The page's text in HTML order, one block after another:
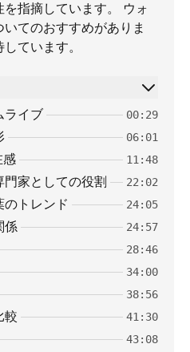
指摘しています。 ウォ
てのおすすめがありま
ています。
ライブ 00:29
06:01
感 11:48
門家としての役割 22:02
のトレンド 24:05
係 24:57
28:46
34:00
38:56
較 41:30
43:08